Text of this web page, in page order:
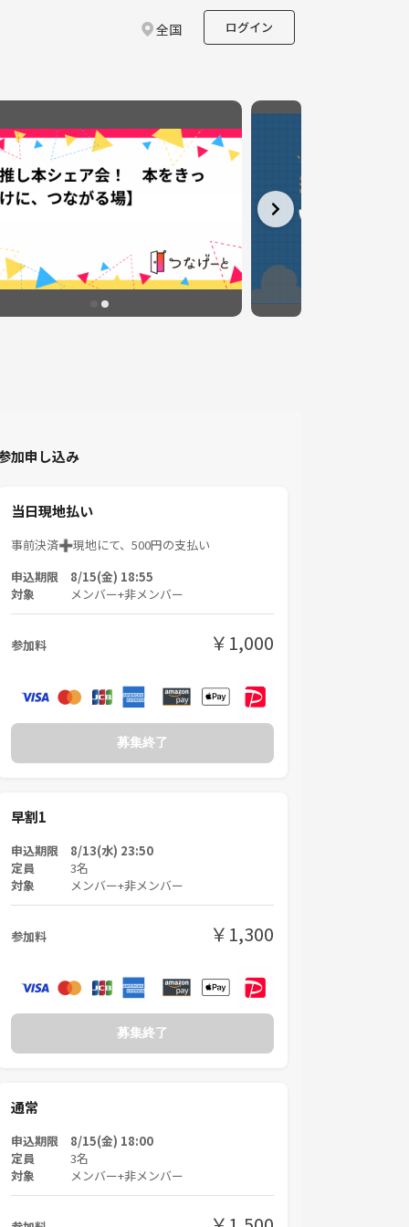
全国 ログイン
加申し込み
当日現地払い
事前決済➕現地にて、500円の支払い
申込期限 8/15(金) 18:55
対象 メンバー+非メンバー
参加料 ￥1,000
募集終了
早割1
申込期限 8/13(水) 23:50
定員 3名
対象
メンバー+非メンバー
参加料 ￥1,300
募集終了
通常
申込期限 8/15(金) 18:00
定員 3名
対象
メンバー+非メンバー